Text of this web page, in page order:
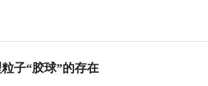
子“胶球”的存在